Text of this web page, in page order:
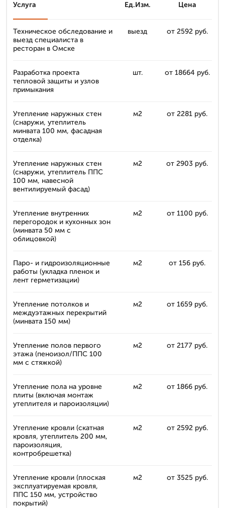
Услуга Ед.Изм. Цена
Техническое обследование и
выезд специалиста в
ресторан в Омске
выезд от 2592 руб.
Разработка проекта
тепловой защиты и узлов
примыкания
шт. от 18664 руб.
Утепление наружных стен
(снаружи, утеплитель
минвата 100 мм, фасадная
отделка)
м2 от 2281 руб.
Утепление наружных стен
(снаружи, утеплитель ППС
100 мм, навесной
вентилируемый фасад)
м2 от 2903 руб.
Утепление внутренних
перегородок и кухонных зон
(минвата 50 мм с
облицовкой)
м2 от 1100 руб.
Паро- и гидроизоляционные
работы (укладка пленок и
лент герметизации)
м2 от 156 руб.
Утепление потолков и
междуэтажных перекрытий
(минвата 150 мм)
м2 от 1659 руб.
Утепление полов первого
этажа (пеноизол/ППС 100
мм с стяжкой)
м2 от 2177 руб.
Утепление пола на уровне
плиты (включая монтаж
утеплителя и пароизоляции)
м2 от 1866 руб.
Утепление кровли (скатная
кровля, утеплитель 200 мм,
пароизоляция,
контробрешетка)
м2 от 2592 руб.
Утепление кровли (плоская
эксплуатируемая кровля,
ППС 150 мм, устройство
покрытий)
м2 от 3525 руб.